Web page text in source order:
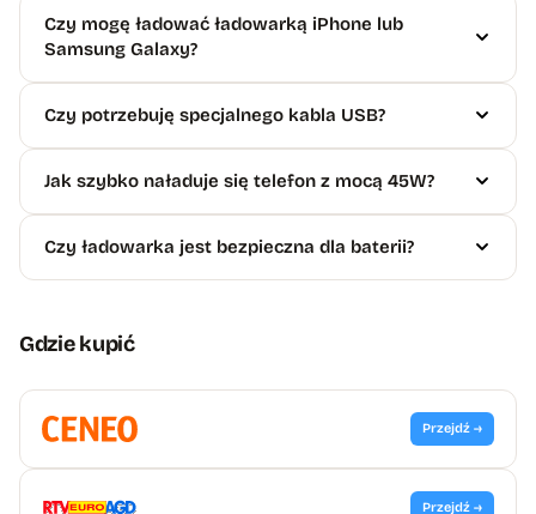
Czy mogę ładować ładowarką iPhone lub
Samsung Galaxy?
Czy potrzebuję specjalnego kabla USB?
Jak szybko naładuje się telefon z mocą 45W?
Czy ładowarka jest bezpieczna dla baterii?
Gdzie kupić
Przejdź →
Przejdź →